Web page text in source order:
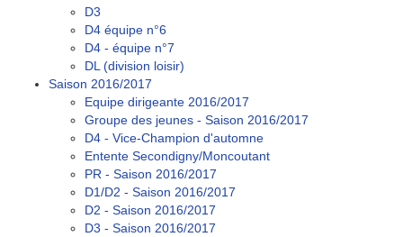
D3
D4 équipe n°6
D4 - équipe n°7
DL (division loisir)
Saison 2016/2017
Equipe dirigeante 2016/2017
Groupe des jeunes - Saison 2016/2017
D4 - Vice-Champion d'automne
Entente Secondigny/Moncoutant
PR - Saison 2016/2017
D1/D2 - Saison 2016/2017
D2 - Saison 2016/2017
D3 - Saison 2016/2017